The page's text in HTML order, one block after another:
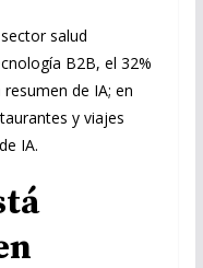
salud
B2B, el 32%
de IA; en
y viajes
IA.